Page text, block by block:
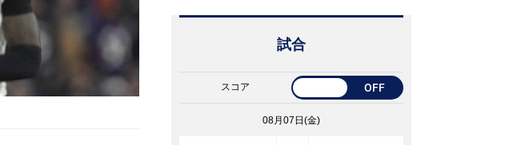
試合
スコア OFF
08月07日(金)